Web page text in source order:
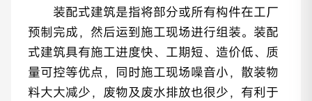
装配式建筑是指将部分或所有构件在工厂
预制完成，然后运到施工现场进行组装。装配
式建筑具有施工进度快、工期短、造价低、质
量可控等优点，同时施工现场噪音小，散装物
料大大减少，废物及废水排放也很少，有利于